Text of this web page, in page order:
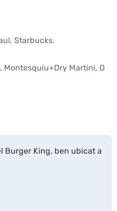
Starbucks.
Montesquiu+Dry Martini, O
Burger King, ben ubicat a